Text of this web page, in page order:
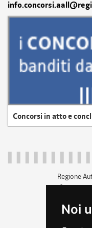
Noi
Concorsi in atto e
Regione
c.f.